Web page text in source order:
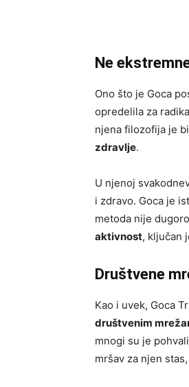
Ne
Ono što je Goca
opredelila za
njena filozofija je
zdravlje.
U njenoj
i zdravo. Goca je
metoda nije
aktivnost, ključan
Društvene
Kao i uvek, Goca
društvenim
mnogi su je
mršav za njen